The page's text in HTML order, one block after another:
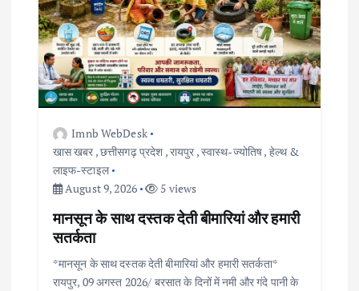
Imnb WebDesk
खास खबर ,छत्तीसगढ़ प्रदेश ,रायपुर ,स्वास्थ-ज्योतिष, हेल्थ &
लाइफ-स्टाइल
August 9, 2026
5 views
मानसून के साथ दस्तक देती बीमारियां और हमारी
सतर्कता
*मानसून के साथ दस्तक देती बीमारियां और हमारी सतर्कता*
रायपुर, 09 अगस्त 2026/ बरसात के दिनों में नमी और गंदे पानी के